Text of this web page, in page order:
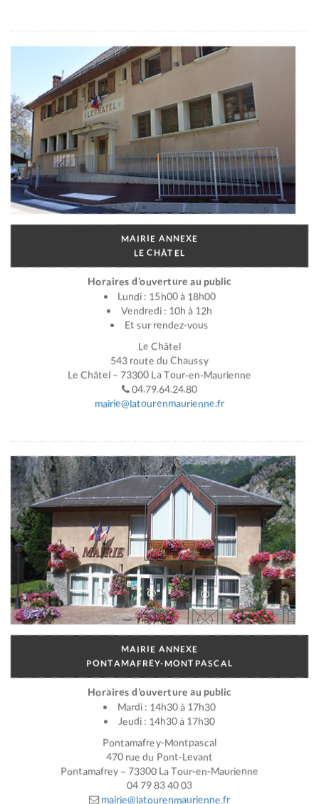
MAIRIE ANNEXE
LE CHÂTEL
Horaires d’ouverture au public
Lundi : 15h00 à 18h00
Vendredi : 10h à 12h
Et sur rendez-vous
Le Châtel
543 route du Chaussy
Le Châtel – 73300 La Tour-en-Maurienne
04.79.64.24.80
mairie@latourenmaurienne.fr
MAIRIE ANNEXE
PONTAMAFREY-MONTPASCAL
Horaires d’ouverture au public
Mardi : 14h30 à 17h30
Jeudi : 14h30 à 17h30
Pontamafrey-Montpascal
470 rue du Pont-Levant
Pontamafrey – 73300 La Tour-en-Maurienne
04 79 83 40 03
mairie@latourenmaurienne.fr